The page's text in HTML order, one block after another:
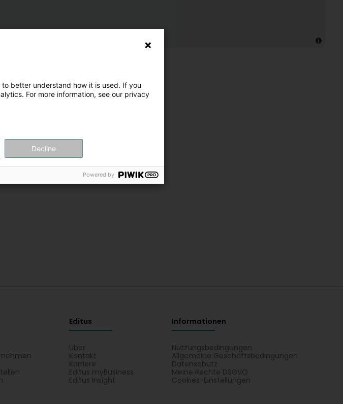
Editus
Über
Kontakt
Karriere
Editus myBusiness
Editus Insight
Informationen
Nutzungsbedingungen
Allgemeine Geschäftsbedingungen
Datenschutz
Meine Rechte DSGVO
Cookies-Einstellungen
better understand how it is used. If you
For more information, see our privacy
Decline
Powered by